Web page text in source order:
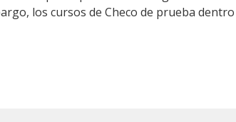
los cursos de Checo de prueba